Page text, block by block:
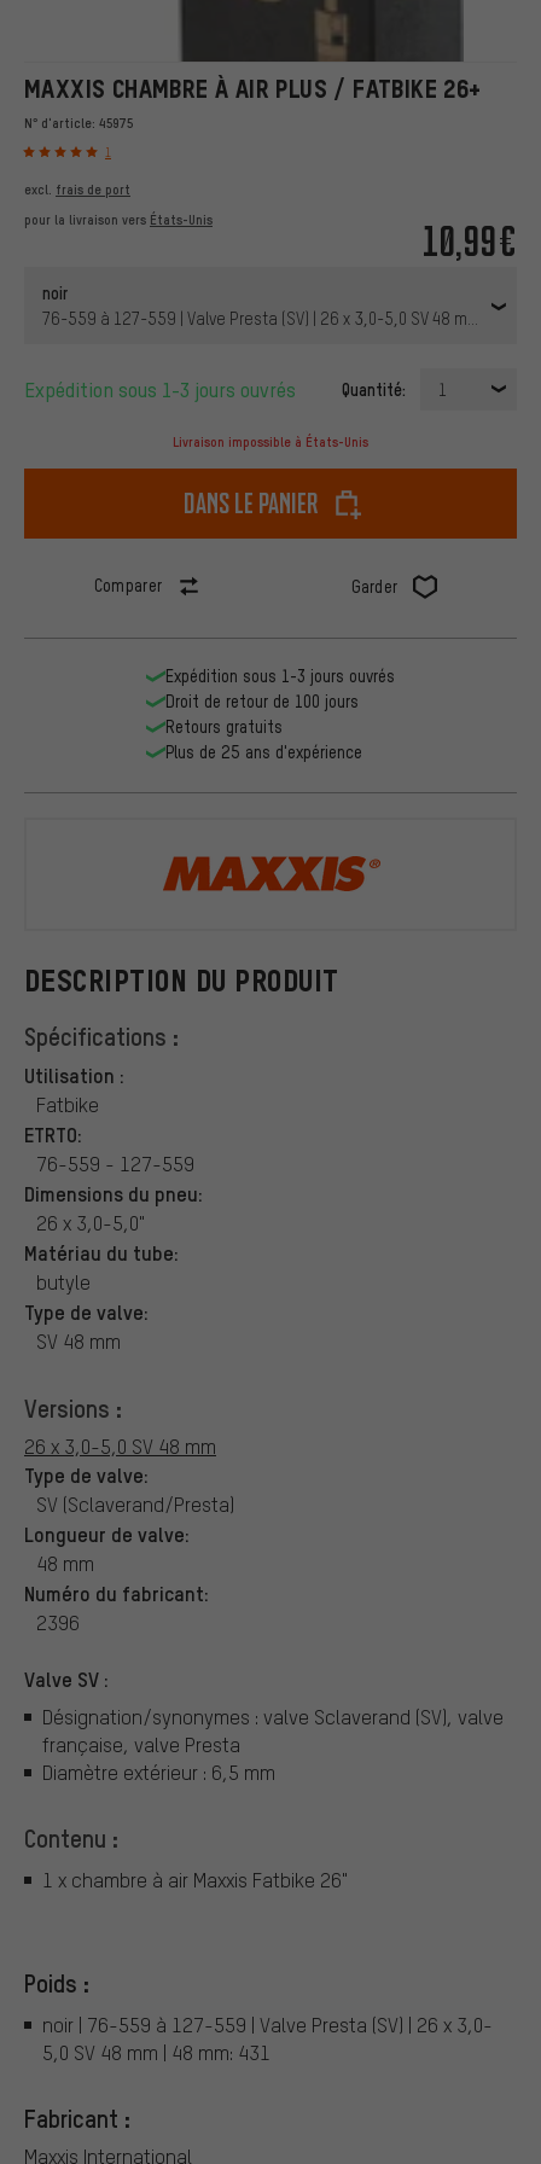
MAXXIS CHAMBRE À AIR PLUS / FATBIKE 26+
N° d'article: 45975
1
10,99€
excl. frais de port
pour la livraison vers États-Unis
noir
76-559 à 127-559 | Valve Presta (SV) | 26 x 3,0-5,0 SV 48 mm | 48 mm
Expédition sous 1-3 jours ouvrés Quantité: 1
Livraison impossible à États-Unis
dans le panier
Comparer Garder
DESCRIPTION DU PRODUIT
Spécifications :
Utilisation :
Fatbike
ETRTO:
76-559 - 127-559
Dimensions du pneu:
26 x 3,0-5,0"
Matériau du tube:
butyle
Type de valve:
SV 48 mm
Versions :
26 x 3,0-5,0 SV 48 mm
Type de valve:
SV (Sclaverand/Presta)
Longueur de valve:
48 mm
Numéro du fabricant:
2396
Valve SV :
Désignation/synonymes : valve Sclaverand (SV), valve
française, valve Presta
Diamètre extérieur : 6,5 mm
Contenu :
1 x chambre à air Maxxis Fatbike 26"
Poids :
noir | 76-559 à 127-559 | Valve Presta (SV) | 26 x 3,0-
5,0 SV 48 mm | 48 mm: 431
Fabricant :
Maxxis International
Expédition sous 1-3 jours ouvrés
Droit de retour de 100 jours
Retours gratuits
Plus de 25 ans d'expérience